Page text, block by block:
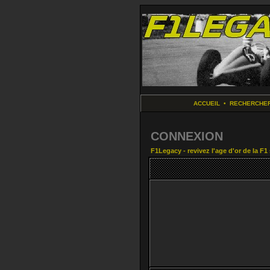
ACCUEIL •
CONNEXION
F1Legacy - revivez l'age d'or de la